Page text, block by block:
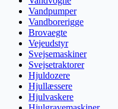
Vandpumper
Vandborerigge
Brovaegte
Vejeudstyr
Svejsemaskiner
Svejsetraktorer
Hjuldozere
Hjullæssere
Hjulvaskere